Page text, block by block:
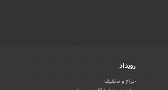
رویداد
حراج و تخفیف